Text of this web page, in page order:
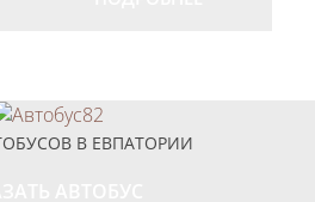
В ЕВПАТОРИИ